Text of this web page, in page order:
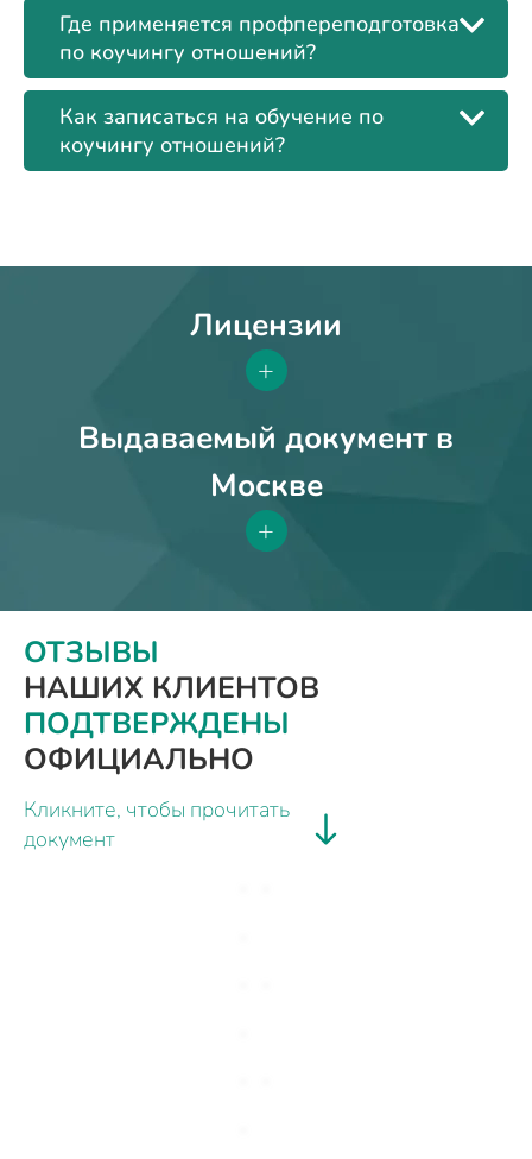
Где применяется профпереподготовка
по коучингу отношений?
Как записаться на обучение по
коучингу отношений?
Лицензии
+
Выдаваемый документ в
Москве
+
ОТЗЫВЫ
НАШИХ КЛИЕНТОВ
ПОДТВЕРЖДЕНЫ
ОФИЦИАЛЬНО
Кликните, чтобы прочитать
документ